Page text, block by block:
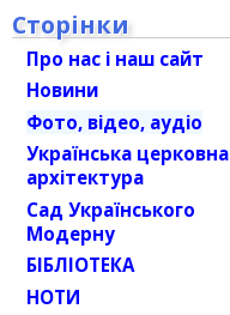
Сторінки
Про нас і наш сайт
Новини
Фото, відео, аудіо
Українська церковна
архітектура
Сад Українського
Модерну
БІБЛІОТЕКА
НОТИ